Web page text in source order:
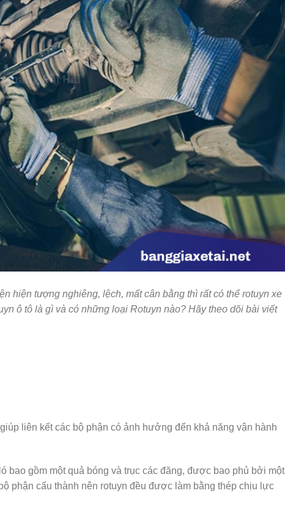
hiện tượng nghiêng, lệch, mất cân bằng thì rất có thể rotuyn xe
ô tô là gì và có những loại Rotuyn nào? Hãy theo dõi bài viết
liên kết các bộ phận có ảnh hưởng đến khả năng vận hành
bao gồm một quả bóng và trục các đăng, được bao phủ bởi một
phận cấu thành nên rotuyn đều được làm bằng thép chịu lực